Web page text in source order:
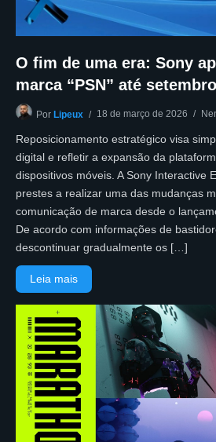
O fim de uma era: Sony
marca “PSN” até
Por Lipeux 18 de março de 2026
Reposicionamento estratégico visa
digital e refletir a expansão da
dispositivos móveis. A Sony Interactive
prestes a realizar uma das mudanças
comunicação de marca desde o
De acordo com informações de
descontinuar gradualmente os […]
Leia mais